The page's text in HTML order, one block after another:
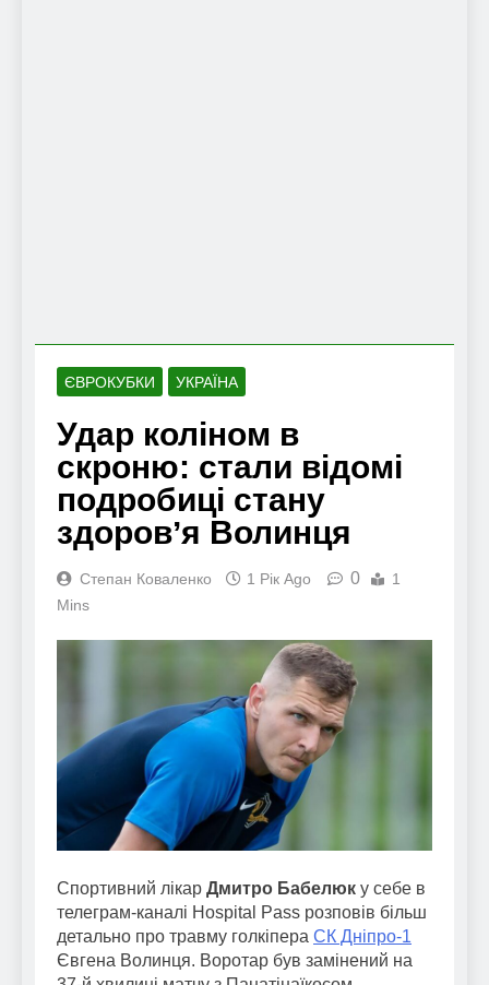
ЄВРОКУБКИ УКРАЇНА
Удар коліном в
скроню: стали відомі
подробиці стану
здоровʼя Волинця
Степан Коваленко 1 Рік Ago 0
1
Mins
Спортивний лікар Дмитро Бабелюк у себе в
телеграм-каналі Hospital Pass розповів більш
детально про травму голкіпера СК Дніпро-1
Євгена Волинця. Воротар був замінений на